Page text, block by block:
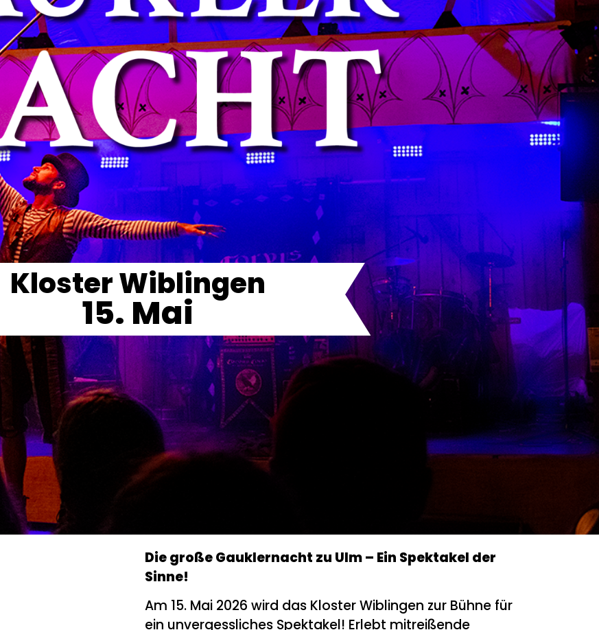
Kloster Wiblingen
15. Mai
Die große Gauklernacht zu Ulm – Ein Spektakel der
Sinne!
Am 15. Mai 2026 wird das Kloster Wiblingen zur Bühne für
ein unvergessliches Spektakel! Erlebt mitreißende